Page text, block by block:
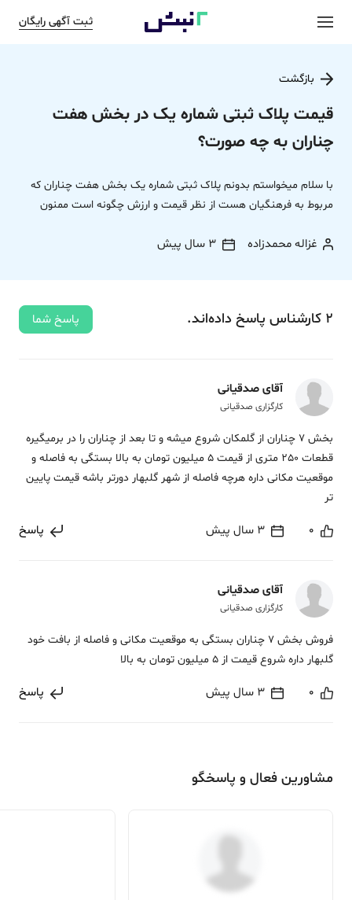
ثبت آگهی رایگان
بازگشت
قیمت پلاک ثبتی شماره یک در بخش هفت
چناران به چه صورت؟
با سلام میخواستم بدونم پلاک ثبتی شماره یک بخش هفت چناران که
مربوط به فرهنگیان هست از نظر قیمت و ارزش چگونه است ممنون
غزاله محمدزاده 3 سال پیش
2 کارشناس پاسخ داده‌اند. پاسخ شما
آقای صدقیانی
کارگزاری صدقیانی
بخش 7 چناران از گلمکان شروع میشه و تا بعد از چناران را در برمیگیره
قطعات 250 متری از قیمت 5 میلیون تومان به بالا بستگی به فاصله و
موقعیت مکانی داره هرچه فاصله از شهر گلبهار دورتر باشه قیمت پایین
تر
0 3 سال پیش پاسخ
آقای صدقیانی
کارگزاری صدقیانی
فروش بخش 7 چناران بستگی به موقعیت مکانی و فاصله از بافت خود
گلبهار داره شروع قیمت از 5 میلیون تومان به بالا
0 3 سال پیش پاسخ
مشاورین فعال و پاسخگو